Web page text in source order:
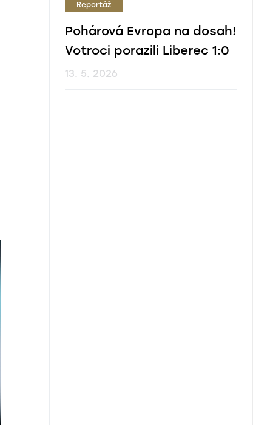
Reportáž
Pohárová Evropa na dosah!
Votroci porazili Liberec 1:0
13. 5. 2026